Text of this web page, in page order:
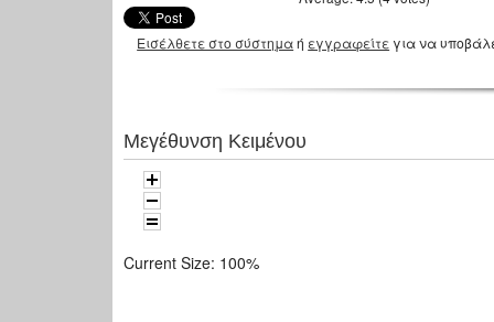
Εισέλθετε στο σύστημαή εγγραφείτε για να
Μεγέθυνση Κειμένου
Current Size: 100%